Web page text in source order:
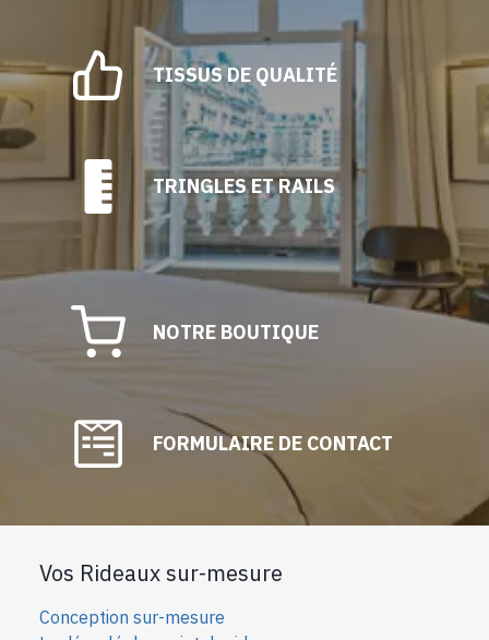
TISSUS DE QUALITÉ
TRINGLES ET RAILS
NOTRE BOUTIQUE
FORMULAIRE DE CONTACT
Vos Rideaux sur-mesure
Conception sur-mesure